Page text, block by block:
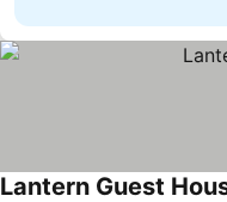
Lantern Guest